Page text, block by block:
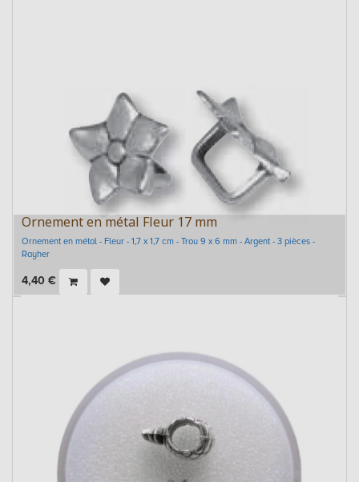
Ornement en métal Fleur 17 mm
Ornement en métal - Fleur - 1,7 x 1,7 cm - Trou 9 x 6 mm - Argent - 3 pièces -
Rayher
4,40 €